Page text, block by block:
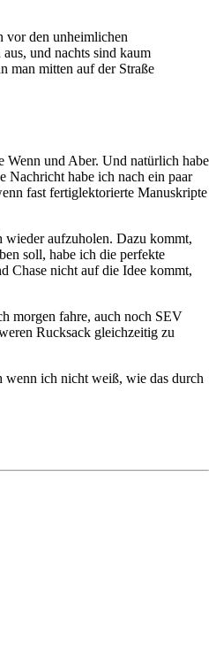
vor den unheimlichen
und nachts sind kaum
man mitten auf der Straße
Wenn und Aber. Und natürlich habe
Nachricht habe ich nach ein paar
fast fertiglektorierte Manuskripte
wieder aufzuholen. Dazu kommt,
soll, habe ich die perfekte
Chase nicht auf die Idee kommt,
morgen fahre, auch noch SEV
Rucksack gleichzeitig zu
wenn ich nicht weiß, wie das durch